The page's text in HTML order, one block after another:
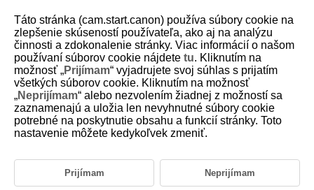
D101-101
Časozberné videozáznamy
Statické zábery nasnímané v nastavených intervaloch možno
automaticky spojiť a vytvoriť časozberný videozáznam s rozlíšením 4K
alebo Full HD. Časozberný videozáznam ukazuje, ako sa objekt zmenil,
Je to efektívny spôsob pozorovania meniacej sa scenérie, rastúcich
rastlín, pohybu nebeských telies atď. z pevného bodu.
Časozberné videozáznamy sa nahrávajú vo formáte MP4
Táto stránka (cam.start.canon) používa súbory cookie na
zlepšenie skúseností používateľa, ako aj na analýzu
činnosti a zdokonalenie stránky. Viac informácií o našom
používaní súborov cookie nájdete tu. Kliknutím na
možnosť „Prijímam“ vyjadrujete svoj súhlas s prijatím
všetkých súborov cookie. Kliknutím na možnosť
„Neprijímam“ alebo nezvolením žiadnej z možností sa
zaznamenajú a uložia len nevyhnutné súbory cookie
potrebné na poskytnutie obsahu a funkcií stránky. Toto
nastavenie môžete kedykoľvek zmeniť.
Prijímam Neprijímam